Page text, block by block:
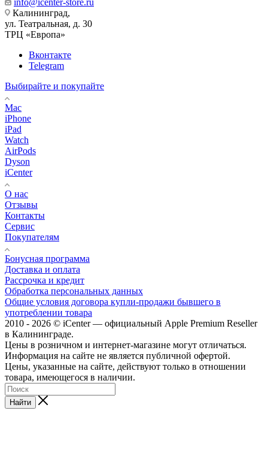
Калининград,
ул. Театральная, д. 30
ТРЦ «Европа»
Вконтакте
Telegram
Выбирайте и покупайте
Mac
iPhone
iPad
Watch
AirPods
Dyson
iCenter
О нас
Отзывы
Контакты
Сервис
Покупателям
Бонусная программа
Доставка и оплата
Рассрочка и кредит
Обработка персональных данных
Общие условия договора купли-продажи бывшего в
употреблении товара
2010 - 2026 © iCenter — официальный Apple Premium Reseller
в Калининграде.
Цены в розничном и интернет-магазине могут отличаться.
Информация на сайте не является публичной офертой.
Цены, указанные на сайте, действуют только в отношении
товара, имеющегося в наличии.
Найти